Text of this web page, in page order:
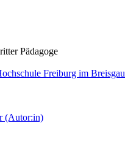
Pädagoge
Freiburg im Breisgau
(Autor:in)